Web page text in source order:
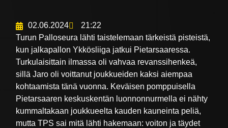
02.06.2024
21:22
Turun Palloseura lähti taistelemaan tärkeistä pisteistä,
kun jalkapallon Ykkösliiga jatkui Pietarsaaressa.
Turkulaisittain ilmassa oli vahvaa revanssihenkeä,
sillä Jaro oli voittanut joukkueiden kaksi aiempaa
kohtaamista tänä vuonna. Keväisen pomppuisella
Pietarsaaren keskuskentän luonnonnurmella ei nähty
kummaltakaan joukkueelta kauden kauneinta peliä,
mutta TPS sai mitä lähti hakemaan: voiton ja täydet